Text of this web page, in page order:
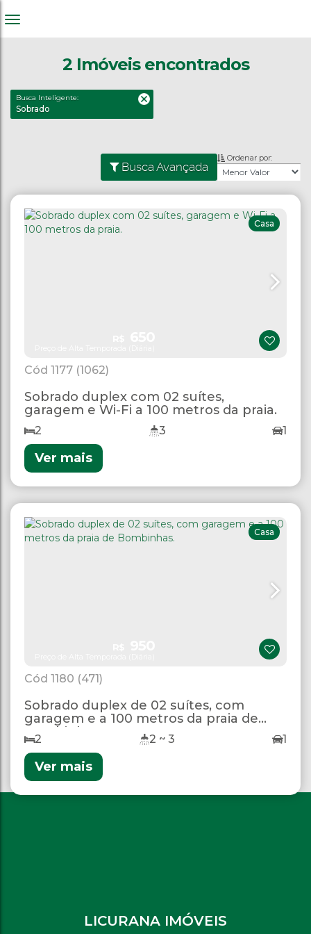
2 Imóveis encontrados
Busca Inteligente:
Sobrado
Busca Avançada
Ordenar por:
1177 (1062)
Casa
Sobrado duplex com 02 suítes,
garagem e Wi-Fi a 100 metros da praia.
2 3 1
Ver mais
1180 (471)
Casa
Sobrado duplex de 02 suítes, com
garagem e a 100 metros da praia de
Bombinhas.
2 2 ~ 3 1
Ver mais
LICURANA IMÓVEIS